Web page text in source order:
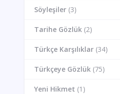
Söyleşiler(3)
Tarihe Gözlük(2)
Türkçe Karşılıklar(34)
Türkçeye Gözlük(75)
Yeni Hikmet (1)